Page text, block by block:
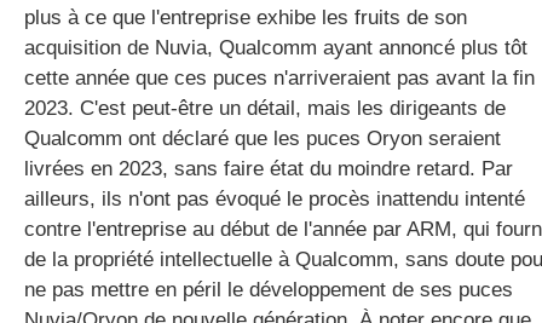
plus à ce que l'entreprise exhibe les fruits de son
acquisition de Nuvia, Qualcomm ayant annoncé plus tôt
cette année que ces puces n'arriveraient pas avant la fin
2023. C'est peut-être un détail, mais les dirigeants de
Qualcomm ont déclaré que les puces Oryon seraient
livrées en 2023, sans faire état du moindre retard. Par
ailleurs, ils n'ont pas évoqué le procès inattendu intenté
contre l'entreprise au début de l'année par ARM, qui
de la propriété intellectuelle à Qualcomm, sans doute
ne pas mettre en péril le développement de ses puces